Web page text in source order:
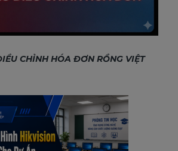
CHỈNH HÓA ĐƠN RỒNG VIỆT